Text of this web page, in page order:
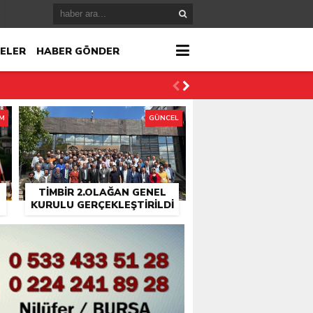
HABER GÖNDER
TİMBİR 2.OLAĞAN GENEL
KURULU GERÇEKLEŞTIRILDI
GÜNCEL